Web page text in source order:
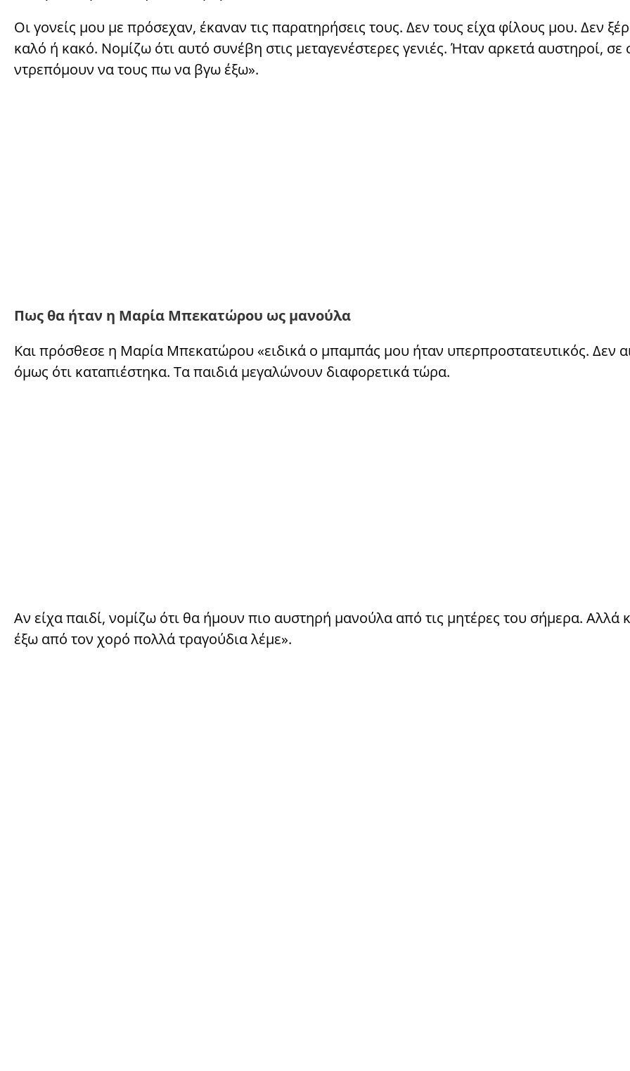
Οι γονείς μου με πρόσεχαν, έκαναν τις παρατηρήσεις τους. Δεν τους είχα φίλους μου. Δεν
καλό ή κακό. Νομίζω ότι αυτό συνέβη στις μεταγενέστερες γενιές. Ήταν αρκετά αυστηροί, σε
ντρεπόμουν να τους πω να βγω έξω».
Πως θα ήταν η Μαρία Μπεκατώρου ως μανούλα
Και πρόσθεσε η Μαρία Μπεκατώρου «ειδικά ο μπαμπάς μου ήταν υπερπροστατευτικός. Δεν
όμως ότι καταπιέστηκα. Τα παιδιά μεγαλώνουν διαφορετικά τώρα.
Αν είχα παιδί, νομίζω ότι θα ήμουν πιο αυστηρή μανούλα από τις μητέρες του σήμερα. Αλλά
έξω από τον χορό πολλά τραγούδια λέμε».